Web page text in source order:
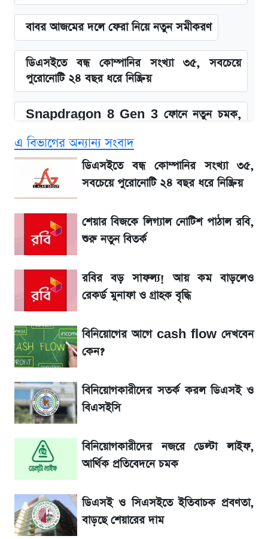
বাবর আজমের দলে ফেরা নিয়ে নতুন সমীকরণ
ডিএসইতে বন্ধ কোম্পানির সংখ্যা ৩৫, সবচেয়ে
পুরোনোটি ২৪ বছর ধরে নিষ্ক্রিয়
Snapdragon 8 Gen 3 ফোনে নতুন চমক,
SSC Result 2026: যে ৩ উপায়ে জানা যাবে
ফল
১৮০ দিনের মূল্যায়ন শেষে মন্ত্রিসভায় পরিবর্তন
জেনে নিন আজকের সোনা ও রুপার সর্বশেষ দাম
আগে দেখে নিন, আজকের সোনার নতুন দাম
তাপমাত্রা নিয়ে নতুন পূর্বাভাস দিল আবহাওয়া অফিস
টিভিতে আজকের খেলা (৭ আগস্ট)
সৌদিতে বাংলাদেশিদের আকামা নবায়নে বদলে গেল
নিয়ম
La Liga 2026-2027: সর্বশেষ পয়েন্ট টেবিল ও
খবর
একদিনের ব্যবধানে আজকের সোনার দাম
ড. ইউনূস বনাম তারেক রহমান—তুলনায় যা বললেন
এ বিভাগের অন্যান্য সংবাদ
ডিএসইতে বন্ধ কোম্পানির সংখ্যা ৩৫,
সবচেয়ে পুরোনোটি ২৪ বছর ধরে নিষ্ক্রিয়
শেয়ার বিজকে লিগ্যাল নোটিশ পাঠাল রবি,
শুরু নতুন বিতর্ক
রবির বড় সাফল্য! আয় কম বাড়লেও
রেকর্ড মুনাফা ও গ্রাহক বৃদ্ধি
বিনিয়োগের আগে cash flow দেখবেন
কেন?
বিনিয়োগকারীদের সতর্ক করল ডিএসই ও
বিএসইসি
বিনিয়োগকারীদের নজরে ডেল্টা লাইফ,
আর্থিক প্রতিবেদনে চমক
ডিএসই ও সিএসইতে ইতিবাচক প্রবণতা,
বাড়ছে শেয়ারের দাম